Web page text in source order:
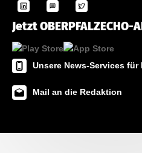
Jetzt
Unsere News-Services für
Mail an die Redaktion